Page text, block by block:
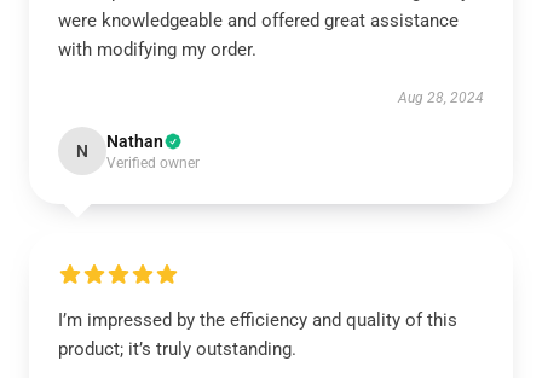
were knowledgeable and offered great assistance
with modifying my order.
Aug 28, 2024
N Nathan
Verified owner
I’m impressed by the efficiency and quality of this
product; it’s truly outstanding.